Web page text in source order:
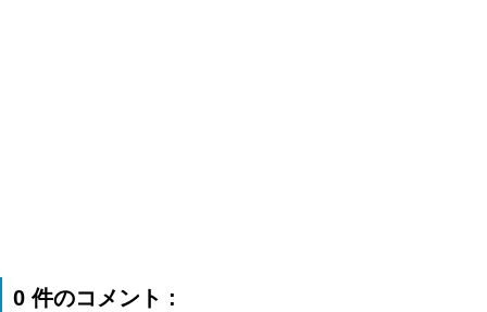
0 件のコメント :